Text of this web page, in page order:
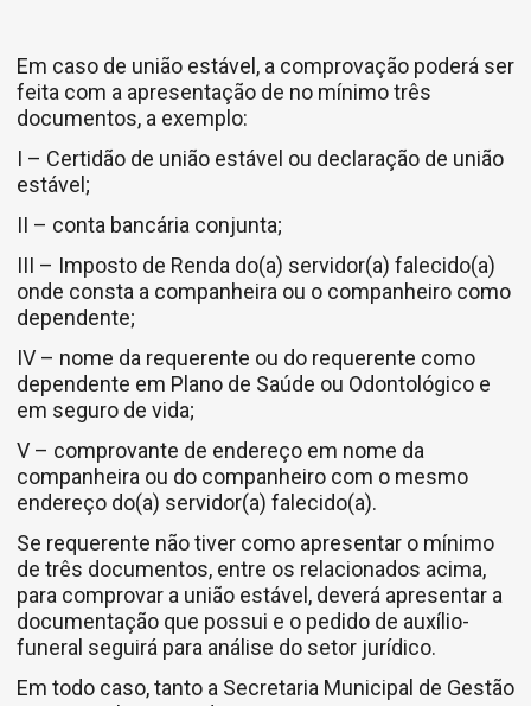
Em caso de união estável, a comprovação poderá ser
feita com a apresentação de no mínimo três
documentos, a exemplo:
I – Certidão de união estável ou declaração de união
estável;
II – conta bancária conjunta;
III – Imposto de Renda do(a) servidor(a) falecido(a)
onde consta a companheira ou o companheiro como
dependente;
IV – nome da requerente ou do requerente como
dependente em Plano de Saúde ou Odontológico e
em seguro de vida;
V – comprovante de endereço em nome da
companheira ou do companheiro com o mesmo
endereço do(a) servidor(a) falecido(a).
Se requerente não tiver como apresentar o mínimo
de três documentos, entre os relacionados acima,
para comprovar a união estável, deverá apresentar a
documentação que possui e o pedido de auxílio-
funeral seguirá para análise do setor jurídico.
Em todo caso, tanto a Secretaria Municipal de Gestão